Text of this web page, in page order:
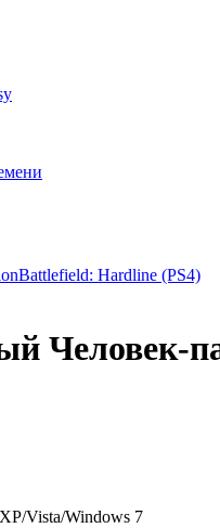
Battlefield: Hardline (PS4)
Человек-
Vista/Windows 7